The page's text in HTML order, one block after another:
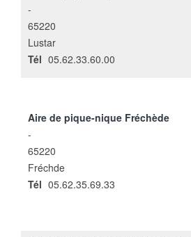
-
65220
Lustar
Tél 05.62.33.60.00
Aire de pique-nique Fréchède
-
65220
Fréchde
Tél 05.62.35.69.33